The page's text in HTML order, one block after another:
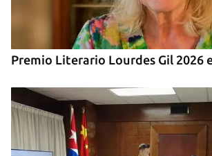
Premio Literario Lourdes Gil 2026